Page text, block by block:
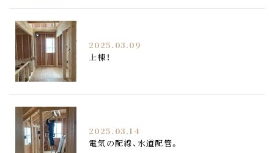
2025.03.09
上棟！
2025.03.14
電気の配線、水道配管。